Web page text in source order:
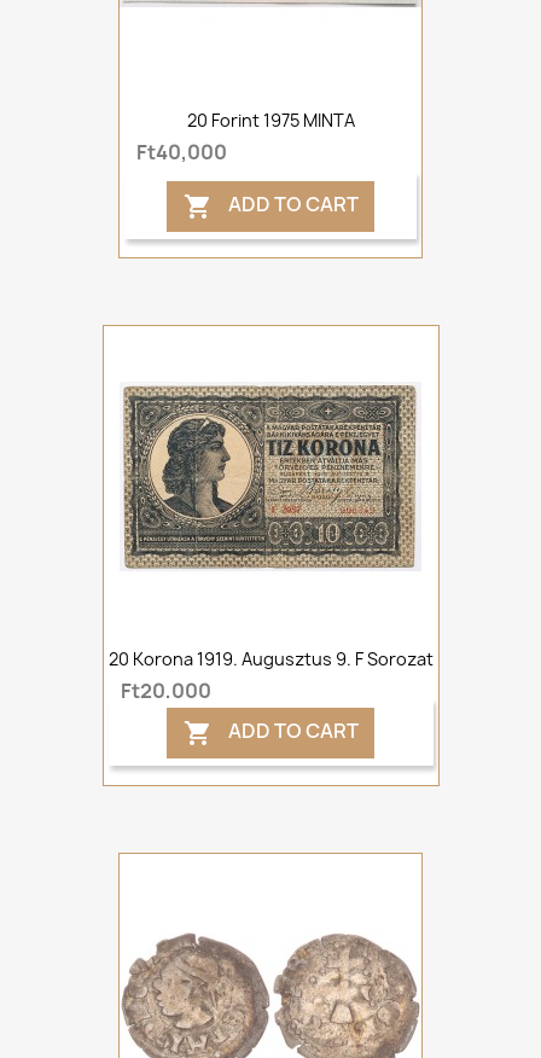
20 Forint 1975 MINTA
Ft40,000
 ADD TO CART
20 Korona 1919. Augusztus 9. F Sorozat
Ft20,000
 ADD TO CART